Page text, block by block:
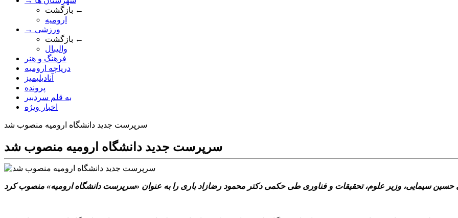
بازگشت ←
ارومیه
→ ورزشی
بازگشت ←
والیبال
فرهنگ و هنر
دریاچه ارومیه
آنادیلیمیز
پرونده
به قلم سردبیر
اخبار ویژه
سرپرست جدید دانشگاه ارومیه منصوب شد
سرپرست جدید دانشگاه ارومیه منصوب شد